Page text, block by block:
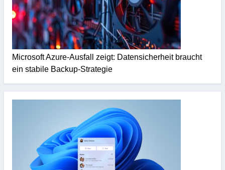
Microsoft Azure-Ausfall zeigt: Datensicherheit braucht
ein stabile Backup-Strategie